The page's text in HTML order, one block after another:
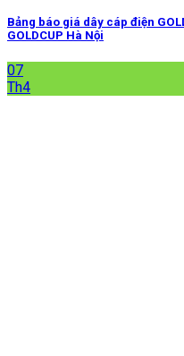
Bảng báo giá dây cáp điện
GOLDCUP Hà Nội
07
Th4